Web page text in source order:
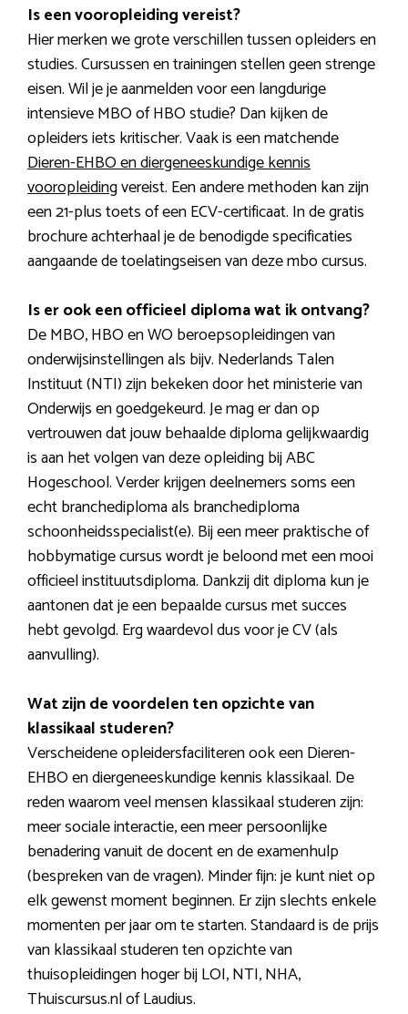
Is een vooropleiding vereist?
Hier merken we grote verschillen tussen opleiders en
studies. Cursussen en trainingen stellen geen strenge
eisen. Wil je je aanmelden voor een langdurige
intensieve MBO of HBO studie? Dan kijken de
opleiders iets kritischer. Vaak is een matchende
Dieren-EHBO en diergeneeskundige kennis
vooropleidingvereist. Een andere methoden kan zijn
een 21-plus toets of een ECV-certificaat. In de gratis
brochure achterhaal je de benodigde specificaties
aangaande de toelatingseisen van deze mbo cursus.
Is er ook een officieel diploma wat ik ontvang?
De MBO, HBO en WO beroepsopleidingen van
onderwijsinstellingen als bijv. Nederlands Talen
Instituut (NTI) zijn bekeken door het ministerie van
Onderwijs en goedgekeurd. Je mag er dan op
vertrouwen dat jouw behaalde diploma gelijkwaardig
is aan het volgen van deze opleiding bij ABC
Hogeschool. Verder krijgen deelnemers soms een
echt branchediploma als branchediploma
schoonheidsspecialist(e). Bij een meer praktische of
hobbymatige cursus wordt je beloond met een mooi
officieel instituutsdiploma. Dankzij dit diploma kun je
aantonen dat je een bepaalde cursus met succes
hebt gevolgd. Erg waardevol dus voor je CV (als
aanvulling).
Wat zijn de voordelen ten opzichte van
klassikaal studeren?
Verscheidene opleidersfaciliteren ook een Dieren-
EHBO en diergeneeskundige kennis klassikaal. De
reden waarom veel mensen klassikaal studeren zijn:
meer sociale interactie, een meer persoonlijke
benadering vanuit de docent en de examenhulp
(bespreken van de vragen). Minder fijn: je kunt niet op
elk gewenst moment beginnen. Er zijn slechts enkele
momenten per jaar om te starten. Standaard is de prijs
van klassikaal studeren ten opzichte van
thuisopleidingen hoger bij LOI, NTI, NHA,
Thuiscursus.nl of Laudius.